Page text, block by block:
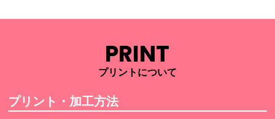
PRINT
プリントについて
プリント・加工方法